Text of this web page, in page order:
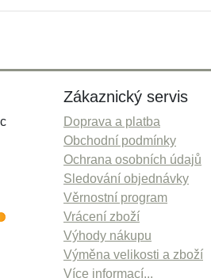
Zákaznický servis
Doprava a platba
Obchodní podmínky
Ochrana osobních údajů
Sledování objednávky
Věrnostní program
Vrácení zboží
Výhody nákupu
Výměna velikosti a zboží
Více informací...